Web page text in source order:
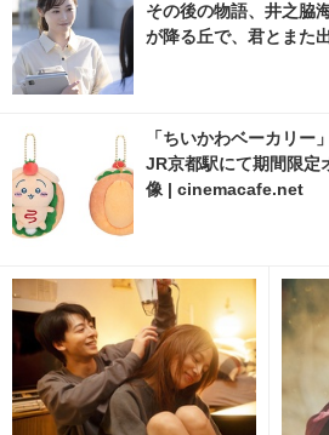
その後の物語、井之脇
が降る丘で、君とまた
「ちいかわベーカリー
JR京都駅にて期間限定
像 | cinemacafe.net